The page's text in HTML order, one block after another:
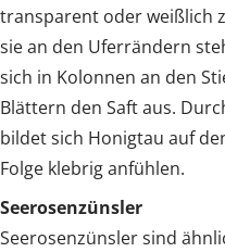
transparent oder weißlich
sie an den Uferrändern
sich in Kolonnen an den
Blättern den Saft aus.
bildet sich Honigtau auf
Folge klebrig anfühlen.
Seerosenzünsler
Seerosenzünsler sind